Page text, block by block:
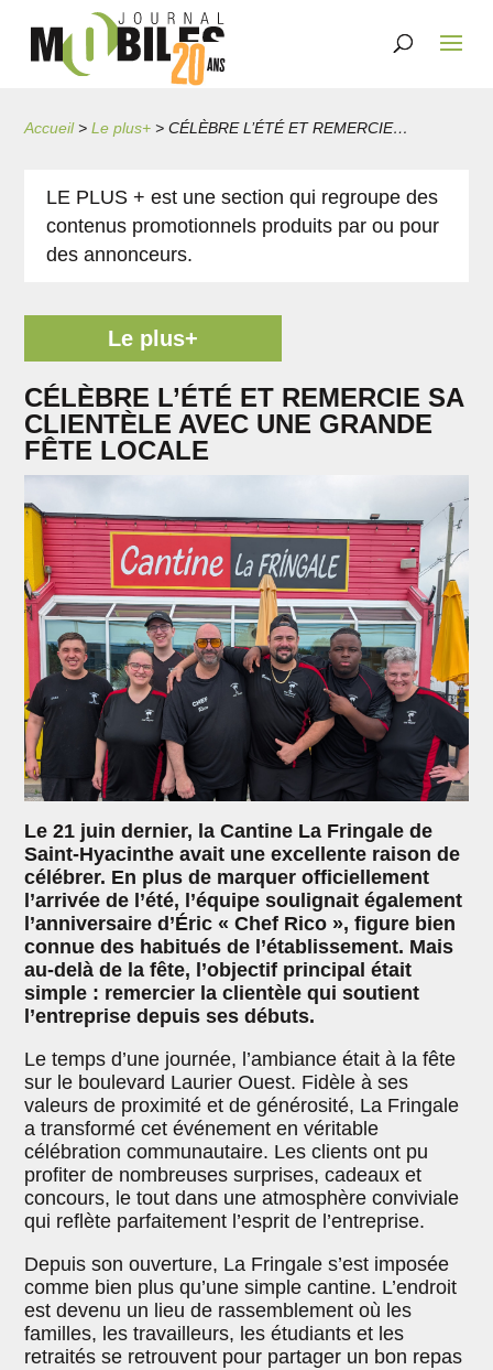
Accueil>Le plus+ > CÉLÈBRE L’ÉTÉ ET REMERCIE SA CLIENTÈLE AVEC UNE GRANDE FÊTE LOCALE
LE PLUS + est une section qui regroupe des
contenus promotionnels produits par ou pour
des annonceurs.
Le plus+
CÉLÈBRE L’ÉTÉ ET REMERCIE SA
CLIENTÈLE AVEC UNE GRANDE
FÊTE LOCALE
Le 21 juin dernier, la Cantine La Fringale de
Saint-Hyacinthe avait une excellente raison de
célébrer. En plus de marquer officiellement
l’arrivée de l’été, l’équipe soulignait également
l’anniversaire d’Éric « Chef Rico », figure bien
connue des habitués de l’établissement. Mais
au-delà de la fête, l’objectif principal était
simple : remercier la clientèle qui soutient
l’entreprise depuis ses débuts.
Le temps d’une journée, l’ambiance était à la fête
sur le boulevard Laurier Ouest. Fidèle à ses
valeurs de proximité et de générosité, La Fringale
a transformé cet événement en véritable
célébration communautaire. Les clients ont pu
profiter de nombreuses surprises, cadeaux et
concours, le tout dans une atmosphère conviviale
qui reflète parfaitement l’esprit de l’entreprise.
Depuis son ouverture, La Fringale s’est imposée
comme bien plus qu’une simple cantine. L’endroit
est devenu un lieu de rassemblement où les
familles, les travailleurs, les étudiants et les
retraités se retrouvent pour partager un bon repas